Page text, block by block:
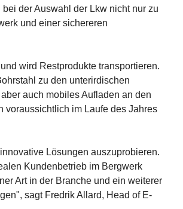
der Auswahl der Lkw nicht nur zu
und einer sichereren
wird Restprodukte transportieren.
zu den unterirdischen
auch mobiles Aufladen an den
voraussichtlich im Laufe des Jahres
Lösungen auszuprobieren.
Kundenbetrieb im Bergwerk
Art in der Branche und ein weiterer
sagt Fredrik Allard, Head of E-